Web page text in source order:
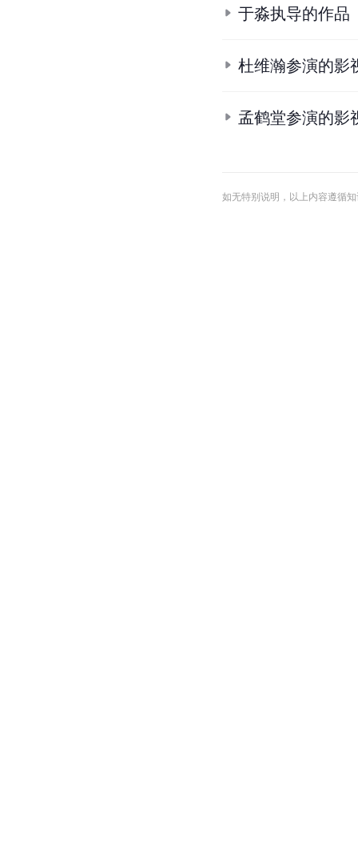
于淼执导的作品
杜维瀚参演的影
孟鹤堂参演的影
如无特别说明，以上内容遵循